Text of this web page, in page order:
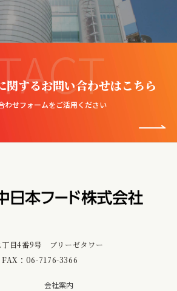
関するお問い合わせはこちら
わせフォームをご活用ください
丁目4番9号 ブリーゼタワー
：06-7176-3366
会社案内